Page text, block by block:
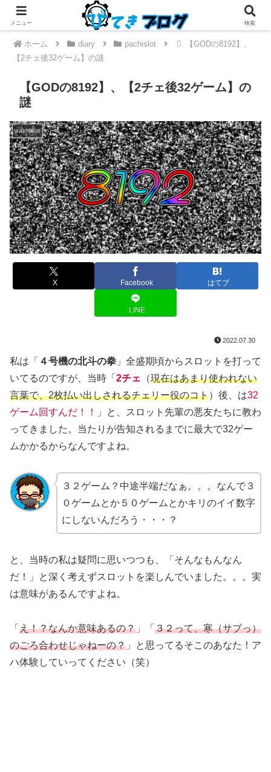
ホーム diary pachislot
【GODの8192】、
【2チェ後32ゲーム】の謎
【GODの8192】、【2チェ後32ゲーム】の
謎
pachislot
X Facebook はてブ
LINE
2022.07.30
私は「 ４号機の北斗の拳 」全盛期頃からスロットを打って
いてるのですが、当時「 2チェ （現在はあまり使われない
言葉で、2枚払い出しされるチェリー役のコト）後、は32
ゲーム回すんだ！！
」と、スロット先輩の悪友たちに教わ
ってきました。当たりが告知されるまでに最大で32ゲー
ムかかるからなんですよね。
３２ゲーム？中途半端だなぁ。。。なんで３
０ゲームとか５０ゲームとかキリのイイ数字
にしないんだろう・・・？
と、当時の私は疑問に思いつつも、「そんなもんなん
だ！」と深く考えずスロットを楽しんでいました。。。実
は意味があるんですよね。
「 え！？なんか意味あるの？ 」「 ３２って、寒（サブっ）
のごろ合わせじゃねーの？ 」と思ってるそこのあなた！ア
ハ体験していってください（笑）
メニュー 検索